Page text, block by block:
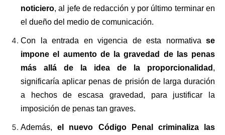
noticiero, al jefe de redacción y por último terminar en
el dueño del medio de comunicación.
Con la entrada en vigencia de esta normativa se
impone el aumento de la gravedad de las penas
más allá de la idea de la proporcionalidad ,
significaría aplicar penas de prisión de larga duración
a hechos de escasa gravedad, para justificar la
imposición de penas tan graves.
Además,el nuevo Código Penal criminaliza las